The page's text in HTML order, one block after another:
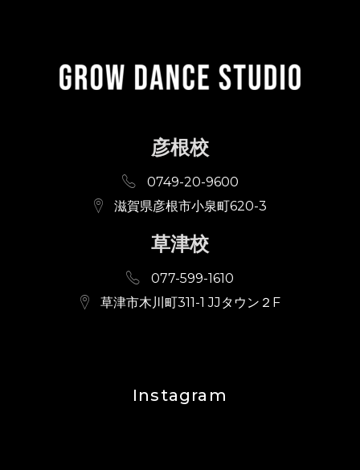
彦根校
0749-20-9600
滋賀県彦根市小泉町620-3
草津校
077-599-1610
草津市木川町311-1 JJタウン２F
Instagram